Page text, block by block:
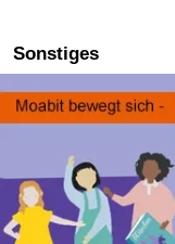
Sonstiges